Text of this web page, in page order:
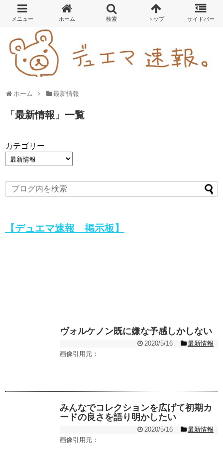
ホーム 最新情報
「 最新情報 」 一覧
カテゴリー
【デュエマ速報 掲示板】
ヴォルケノン既に嫌な予感しかしない
2020/5/16
最新情報
画像引用元：
みんなでコレクションを広げて初期カ
ードの良さを語り明かしたい
2020/5/16
最新情報
画像引用元：